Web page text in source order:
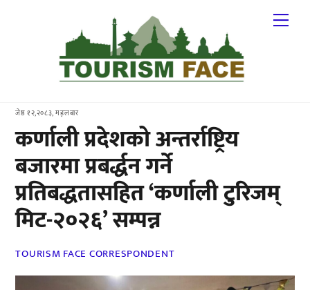
जेष्ठ १२,२०८३, मङ्लबार
कर्णाली प्रदेशको अन्तर्राष्ट्रिय
बजारमा प्रबर्द्धन गर्ने
प्रतिबद्धतासहित ‘कर्णाली टुरिजम्
मिट-२०२६’ सम्पन्न
TOURISM FACE CORRESPONDENT